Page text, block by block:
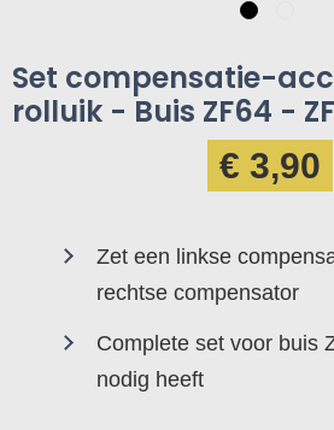
Set compensatie-
rolluik - Buis ZF64 -
€ 3,90
Zet een linkse
rechtse compensator
Complete set voor buis
nodig heeft